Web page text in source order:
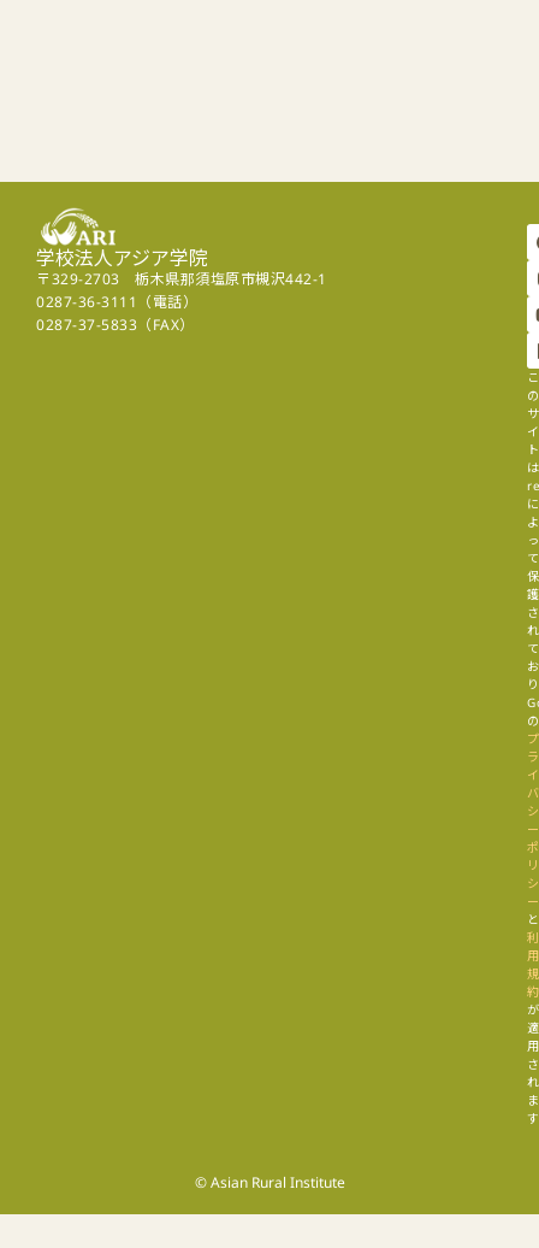
学校法人アジア学院
〒329-2703 栃木県那須塩原市槻沢442-1
0287-36-3111（電話）
0287-37-5833（FAX）
こ
の
サ
イ
ト
は
に
よ
っ
て
保
護
さ
れ
て
お
の
プ
ラ
イ
バ
シ
ー
ポ
リ
シ
ー
と
利
用
規
約
が
適
用
さ
れ
ま
© Asian Rural Institute